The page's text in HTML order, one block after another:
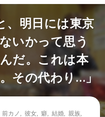
、明日には東京
いかって思う
だ。これは本
その代わり…」
前カノ 彼女 癖 結婚 親族